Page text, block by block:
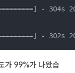
-
-
가 99%가 나왔습